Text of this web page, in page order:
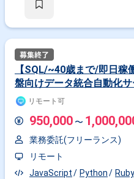
の患者の命を救うために日々努力を重ねています。
企業ミッションの達成を目指してまいります。 【案件
ットフォームの開発・保守・運用
ます！ ■働き方 稼働頻度：フレックスタイム制 160時間/月（±20時間）
稼働場所：ハイブリッド勤務
る方針 - リファインメント
終わりの数日 - その他、議
【SQL/~40歳まで/即日稼
盤向けデータ統合自動化
リモート可
950,000 〜
業務委託(フリーランス)
リモート
JavaScript
Python Ruby